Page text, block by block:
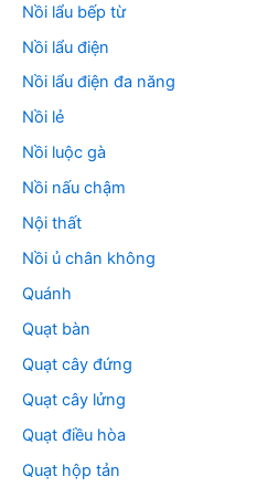
Nồi lẩu bếp từ
Nồi lẩu điện
Nồi lẩu điện đa năng
Nồi lẻ
Nồi luộc gà
Nồi nấu chậm
Nội thất
Nồi ủ chân không
Quánh
Quạt bàn
Quạt cây đứng
Quạt cây lửng
Quạt điều hòa
Quạt hộp tản